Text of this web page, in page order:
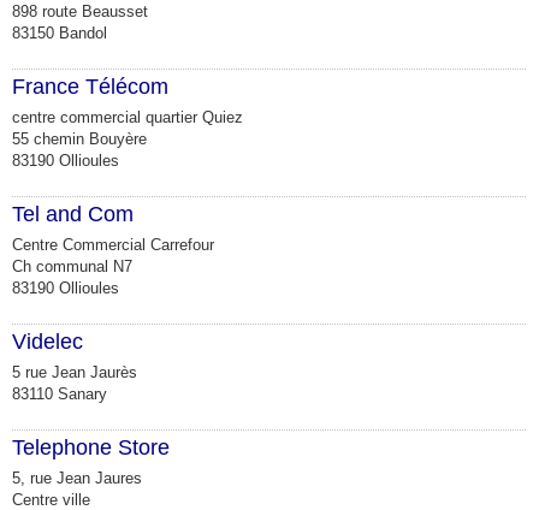
898 route Beausset
83150 Bandol
France Télécom
centre commercial quartier Quiez
55 chemin Bouyère
83190 Ollioules
Tel and Com
Centre Commercial Carrefour
Ch communal N7
83190 Ollioules
Videlec
5 rue Jean Jaurès
83110 Sanary
Telephone Store
5, rue Jean Jaures
Centre ville